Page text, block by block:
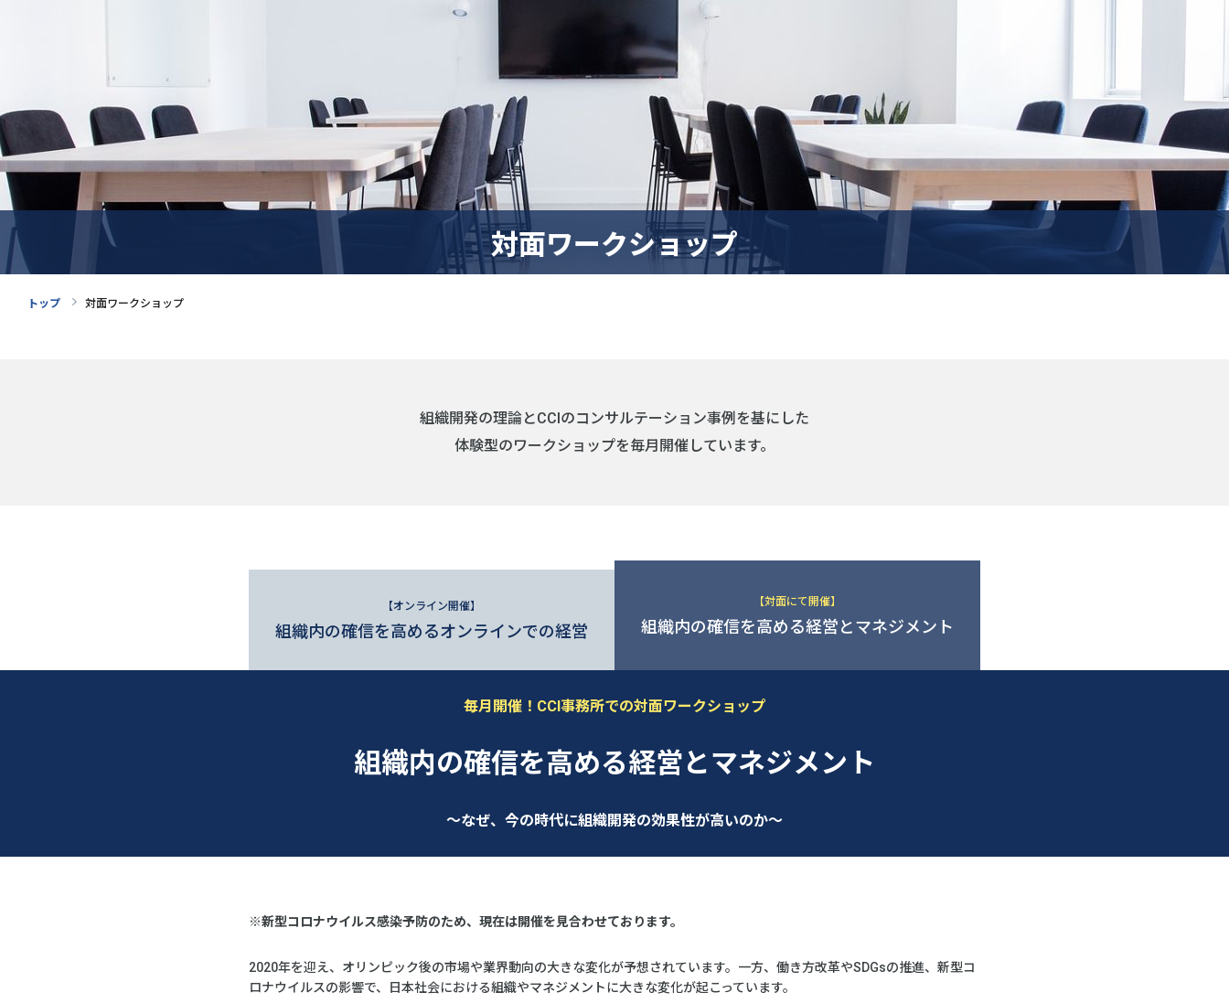
対面ワークショップ
トップ 対面ワークショップ
組織開発の理論とCCIのコンサルテーション事例を基にした
体験型のワークショップを毎月開催しています。
【オンライン開催】
組織内の確信を高めるオンラインでの経営
【対面にて開催】
組織内の確信を高める経営とマネジメント
毎月開催！CCI事務所での対面ワークショップ
組織内の確信を高める経営とマネジメント
〜なぜ、今の時代に組織開発の効果性が高いのか〜
※新型コロナウイルス感染予防のため、現在は開催を見合わせております。
2020年を迎え、オリンピック後の市場や業界動向の大きな変化が予想されています。一方、働き方改革やSDGsの推進、新型コ
ロナウイルスの影響で、日本社会における組織やマネジメントに大きな変化が起こっています。